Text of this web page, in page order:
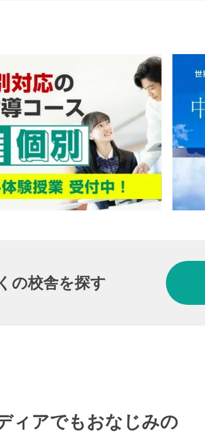
の校舎を探す
ィアでもおなじみの